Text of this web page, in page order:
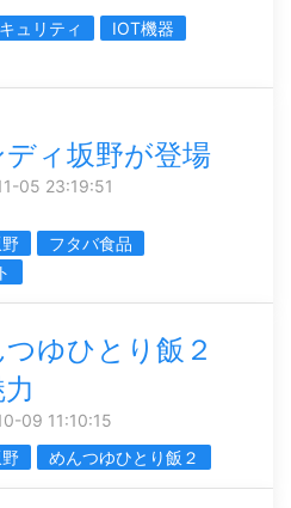
ュリティ
IOT機器
ディ坂野が登場
05 23:19:51
フタバ食品
ゆひとり飯２
09 11:10:15
めんつゆひとり飯２